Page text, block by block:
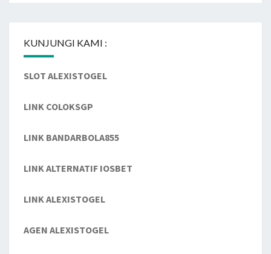
KUNJUNGI KAMI :
SLOT ALEXISTOGEL
LINK COLOKSGP
LINK BANDARBOLA855
LINK ALTERNATIF IOSBET
LINK ALEXISTOGEL
AGEN ALEXISTOGEL